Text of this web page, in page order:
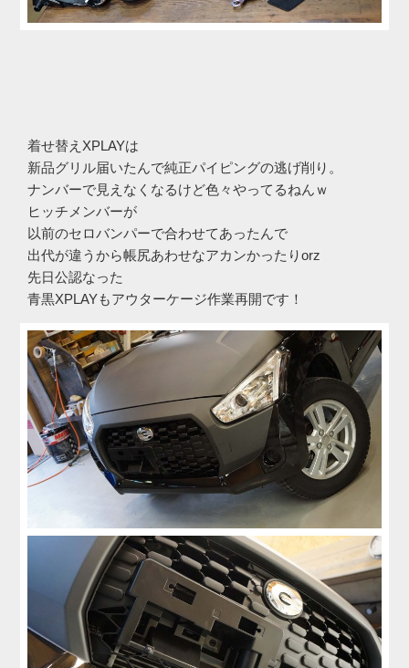
着せ替えXPLAYは
新品グリル届いたんで純正パイピングの逃げ削り。
ナンバーで見えなくなるけど色々やってるねんｗ
ヒッチメンバーが
以前のセロバンパーで合わせてあったんで
出代が違うから帳尻あわせなアカンかったりorz
先日公認なった
青黒XPLAYもアウターケージ作業再開です！